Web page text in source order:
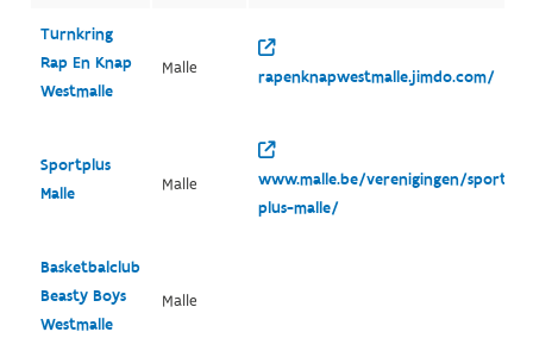
Turnkring
Rap En Knap
Westmalle
Malle rapenknapwestmalle.jimdo.com/
Sportplus
Malle
Malle
www.malle.be/verenigingen/sport-
plus-malle/
Basketbalclub
Beasty Boys
Westmalle
Malle